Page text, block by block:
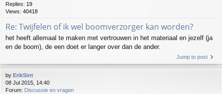
Replies: 19
Views: 40418
Re: Twijfelen of ik wel boomverzorger kan worden?
het heeft allemaal te maken met vertrouwen in het materiaal en jezelf (ja
en de boom), de een doet er langer over dan de ander.
Jump to post
by ErikSint
08 Jul 2015, 14:40
Forum: Discussie en vragen